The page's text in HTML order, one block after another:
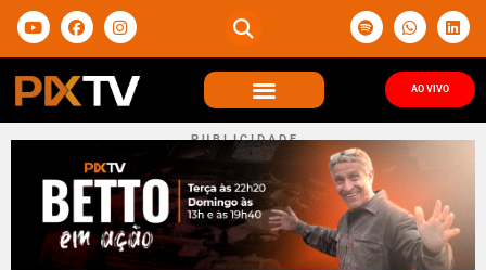
AO VIVO
P U B L I C I D A D E